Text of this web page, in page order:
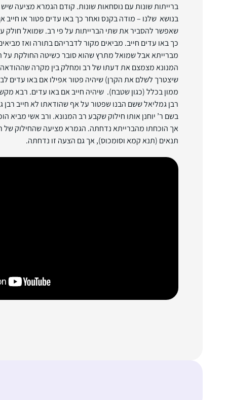
ברייתות שונות עם נוסחאות שונות. קודם הגמרא מציעה שיש
בנושא שלנו – מודה בקנס ואחר כך באו עדים פטור או חייב
שאפשר להסביר את שתי הברייתות על פי רב. שמואל חולק
כך באו עדים חייב. מביאים מקור לדבריהם בתורה ואז
מברייתא אבל שמואל מתרץ שהוא סובר כשיטה החולקת
המנונא מצמצם את דעתו של רב ומחלק בין מקרה שההודאה
שיצטרך לשלם את הקרן) שיהיה פטור אפילו אם באו עדים
ממון בכלל (כגון שטבח). שיהיה חייב אם באו עדים. רבא
רבן גמליאל ששם הבנו שפטור על אף שהודאתו לא חייב רבן
בשם ר’ יוחנן אותו חילוק שקבע רב המנונא. ורב אשי מביא
אך הוכחתו מהברייתא נדחתה. הגמרא מציעה שהחילוק של
תנאים (תנא קמא וסומכוס), אך גם הצעה זו נדחתה.